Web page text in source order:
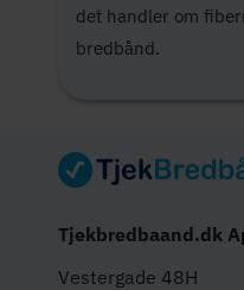
det handler om
bredbånd.
Tjekbredbaand.dk
Vestergade 48H